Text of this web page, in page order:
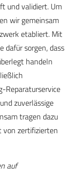
und validiert. Um
wir gemeinsam
etabliert. Mit
dafür sorgen, dass
handeln
Reparaturservice
zuverlässige
tragen dazu
von zertifizierten
auf